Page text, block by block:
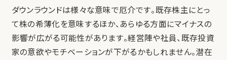
ダウンラウンドは様々な意味で厄介です。既存株主にとっ
て株の希薄化を意味するほか、あらゆる方面にマイナスの
影響が広がる可能性があります。経営陣や社員、既存投資
家の意欲やモチベーションが下がるかもしれません。潜在